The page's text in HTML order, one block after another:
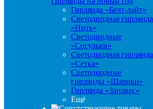
Гирлянда «Белт-лайт»
Светодиодная гирлянда
«Нить»
Светодиодные
«Сосульки»
Светодиодная гирлянда
«Сетка»
Светодиодные
гирлянды «Шарики»
Гирлянда «Занавес»
Ещё